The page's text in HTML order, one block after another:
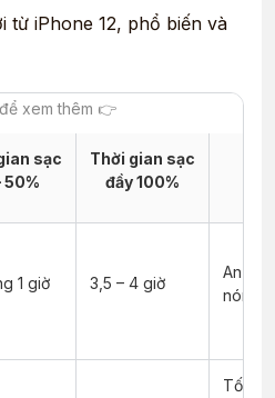
từ iPhone 12, phổ biến và
sạc
50%
Thời gian sạc
đầy 100%
1 giờ 3,5 – 4 giờ
An
nóng
Tốc